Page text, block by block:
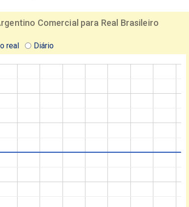
Comercial para Real Brasileiro
real Diário